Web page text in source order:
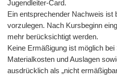
Jugendleiter-Card.
Ein entsprechender Nachweis ist
vorzulegen. Nach Kursbeginn
mehr berücksichtigt werden.
Keine Ermäßigung ist möglich
Materialkosten und Auslagen
ausdrücklich als „nicht